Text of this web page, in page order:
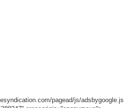
pagead/js/adsbygoogle.js